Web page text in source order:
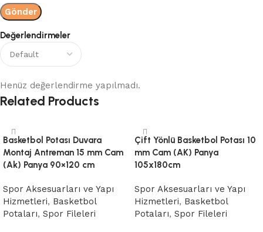
Değerlendirmeler
Henüz değerlendirme yapılmadı.
Related Products
Basketbol Potası Duvara
Montaj Antreman 15 mm Cam
(Ak) Panya 90×120 cm
Spor Aksesuarları ve Yapı
Hizmetleri, Basketbol
Potaları, Spor Fileleri
Çift Yönlü Basketbol Potası 10
mm Cam (AK) Panya
105x180cm
Spor Aksesuarları ve Yapı
Hizmetleri, Basketbol
Potaları, Spor Fileleri